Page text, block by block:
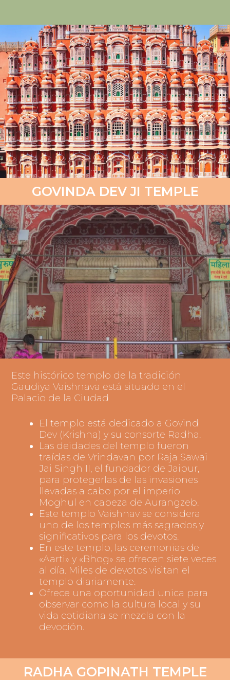
GOVINDA DEV JI TEMPLE
Este histórico templo de la tradición
Gaudiya Vaishnava está situado en el
Palacio de la Ciudad
El templo está dedicado a Govind
Dev (Krishna) y su consorte Radha.
Las deidades del templo fueron
traídas de Vrindavan por Raja Sawai
Jai Singh II, el fundador de Jaipur,
para protegerlas de las invasiones
llevadas a cabo por el imperio
Moghul en cabeza de Aurangzeb.
Este templo Vaishnav se considera
uno de los templos más sagrados y
significativos para los devotos.
En este templo, las ceremonias de
«Aarti» y «Bhog» se ofrecen siete veces
al día. Miles de devotos visitan el
templo diariamente.
Ofrece una oportunidad unica para
observar como la cultura local y su
vida cotidiana se mezcla con la
devoción.
RADHA GOPINATH TEMPLE​